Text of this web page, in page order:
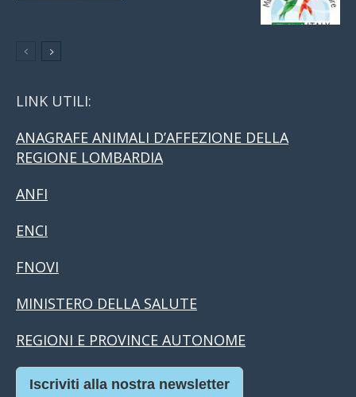
LINK UTILI:
ANAGRAFE ANIMALI D’AFFEZIONE DELLA
REGIONE LOMBARDIA
ANFI
ENCI
FNOVI
MINISTERO DELLA SALUTE
REGIONI E PROVINCE AUTONOME
Iscriviti alla nostra newsletter